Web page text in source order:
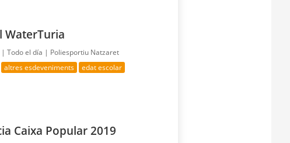
WaterTuria
|Todo el día | Poliesportiu Natzaret
altres esdeveniments edat escolar
Caixa Popular 2019